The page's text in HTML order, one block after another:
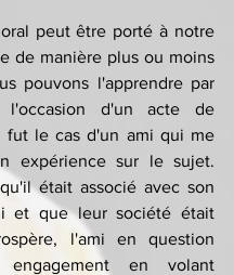
peut être porté à notre
de manière plus ou moins
pouvons l'apprendre par
l'occasion d'un acte de
fut le cas d'un ami qui me
expérience sur le sujet.
était associé avec son
et que leur société était
l'ami en question
en volant